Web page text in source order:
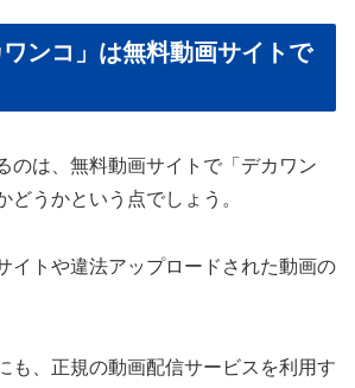
ワンコ」は無料動画サイトで
のは、無料動画サイトで「デカワン
どうかという点でしょう。
イトや違法アップロードされた動画の
も、正規の動画配信サービスを利用す